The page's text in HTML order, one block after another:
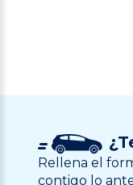
Rellena el
contigo lo